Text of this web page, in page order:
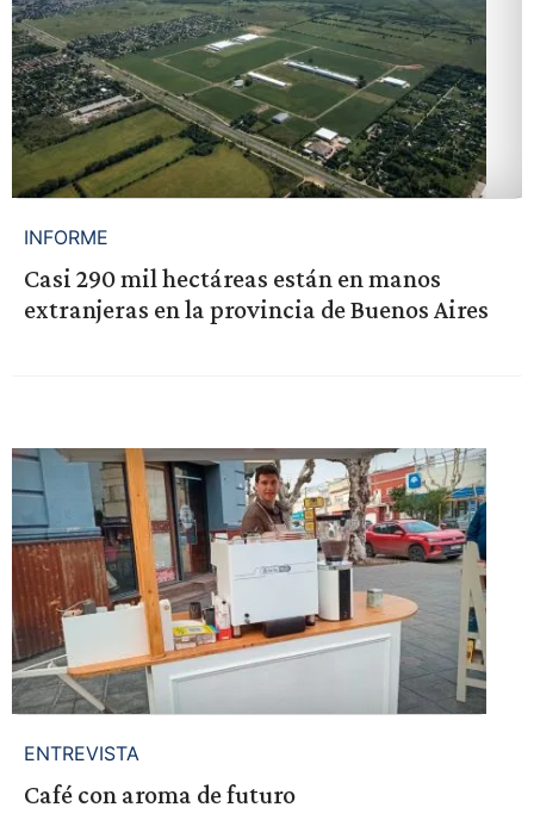
INFORME
Casi 290 mil hectáreas están en manos
extranjeras en la provincia de Buenos Aires
ENTREVISTA
Café con aroma de futuro